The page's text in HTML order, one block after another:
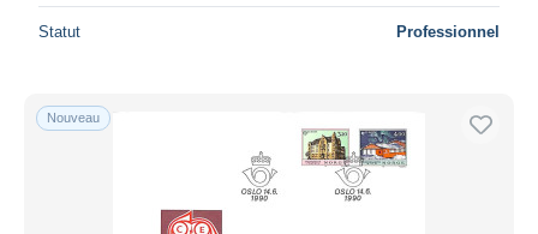
Statut Professionnel
Nouveau